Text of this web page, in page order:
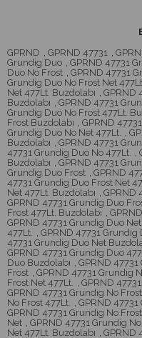
GPRND , GPRND 47731 ,
Grundig Duo , GPRND 47731
Duo No Frost , GPRND 47731
Grundig Duo No Frost Net
Net 477Lt. Buzdolabı , GPRND
Buzdolabı , GPRND 47731
Grundig Duo No Frost 477Lt.
Frost Buzdolabı , GPRND
Grundig Duo No Net 477Lt. ,
Buzdolabı , GPRND 47731
47731 Grundig Duo No 477Lt. ,
Buzdolabı , GPRND 47731
Grundig Duo Frost , GPRND
47731 Grundig Duo Frost Net
Net 477Lt. Buzdolabı , GPRND
GPRND 47731 Grundig Duo
Frost 477Lt. Buzdolabı ,
GPRND 47731 Grundig Duo Net
477Lt. , GPRND 47731 Grundig
47731 Grundig Duo Net
GPRND 47731 Grundig Duo
Duo Buzdolabı , GPRND
Frost , GPRND 47731 Grundig
Frost Net 477Lt. , GPRND
GPRND 47731 Grundig No
No Frost 477Lt. , GPRND
GPRND 47731 Grundig No
Net , GPRND 47731 Grundig
Net 477Lt. Buzdolabı , GPRND